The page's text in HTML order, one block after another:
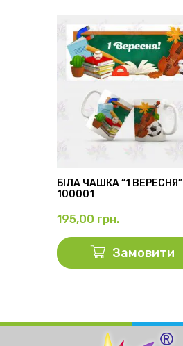
БІЛА ЧАШКА “1 ВЕРЕСНЯ”
100001
195,00 грн.
Замовити